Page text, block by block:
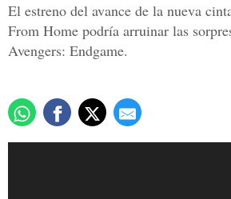
El estreno del avance de la nueva
From Home podría arruinar las
Avengers: Endgame.